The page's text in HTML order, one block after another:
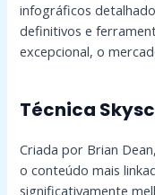
infográficos
definitivos e
excepcional, o
Técnica
Criada por Brian
o conteúdo mais
significativamente